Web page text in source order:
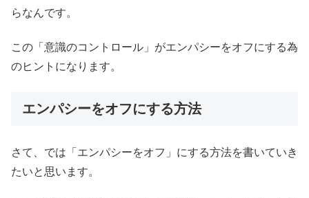
らなんです。
この「意識のコントロール」がエンパシーをオフにする為
のヒントになります。
エンパシーをオフにする方法
さて、では「エンパシーをオフ」にする方法を書いていき
たいと思います。